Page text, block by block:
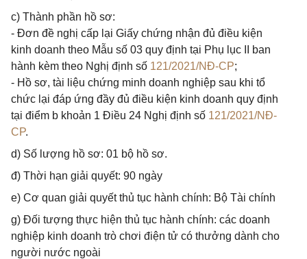
c) Thành phần hồ sơ:
- Đơn đề nghị cấp lại Giấy chứng nhận đủ điều kiện
kinh doanh theo Mẫu số 03 quy định tại Phụ lục II ban
hành kèm theo Nghị định số 121/2021/NĐ-CP;
- Hồ sơ, tài liệu chứng minh doanh nghiệp sau khi tổ
chức lại đáp ứng đầy đủ điều kiện kinh doanh quy định
tại điểm b khoản 1 Điều 24 Nghị định số 121/2021/NĐ-
CP.
d) Số lượng hồ sơ: 01 bộ hồ sơ.
đ) Thời hạn giải quyết: 90 ngày
e) Cơ quan giải quyết thủ tục hành chính: Bộ Tài chính
g) Đối tượng thực hiện thủ tục hành chính: các doanh
nghiệp kinh doanh trò chơi điện tử có thưởng dành cho
người nước ngoài